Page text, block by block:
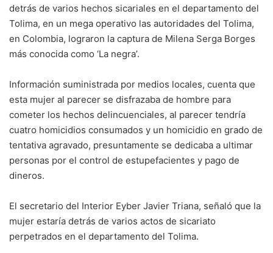
detrás de varios hechos sicariales en el departamento del
Tolima, en un mega operativo las autoridades del Tolima,
en Colombia, lograron la captura de Milena Serga Borges
más conocida como ‘La negra’.
Información suministrada por medios locales, cuenta que
esta mujer al parecer se disfrazaba de hombre para
cometer los hechos delincuenciales, al parecer tendría
cuatro homicidios consumados y un homicidio en grado de
tentativa agravado, presuntamente se dedicaba a ultimar
personas por el control de estupefacientes y pago de
dineros.
El secretario del Interior Eyber Javier Triana, señaló que la
mujer estaría detrás de varios actos de sicariato
perpetrados en el departamento del Tolima.